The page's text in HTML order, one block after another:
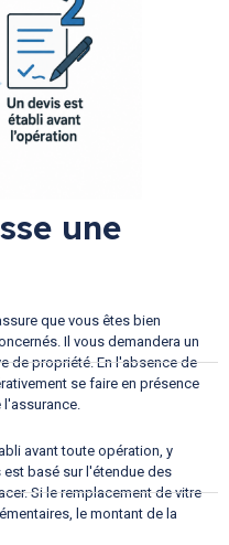
une
que vous êtes bien
Il vous demandera un
de propriété. En l'absence de
se faire en présence
l'assurance.
avant toute opération, y
basé sur l'étendue des
Si le remplacement de vitre
le montant de la